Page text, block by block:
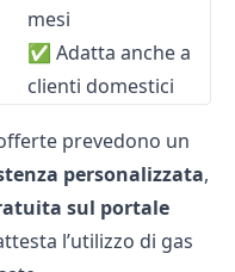
mesi
✅ Adatta anche a
clienti domestici
prevedono un
personalizzata,
sul portale
l’utilizzo di gas